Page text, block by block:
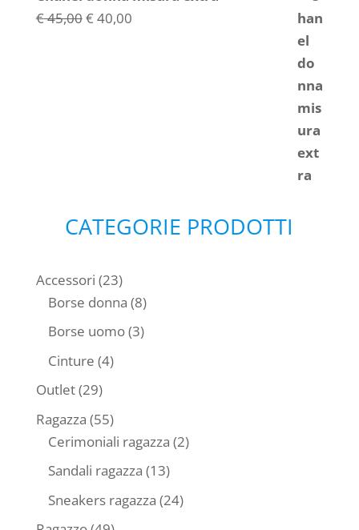
€45,00Il
€ 40,00Il
CATEGORIE PRODOTTI
Accessori 2323
prodotti
Borse donna 88
prodotti
Borse uomo 33
Cinture 44
Outlet 2929
prodotti
Ragazza 5555
prodotti
Cerimoniali ragazza 22
Sandali ragazza 1313
prodotti
Sneakers ragazza 2424